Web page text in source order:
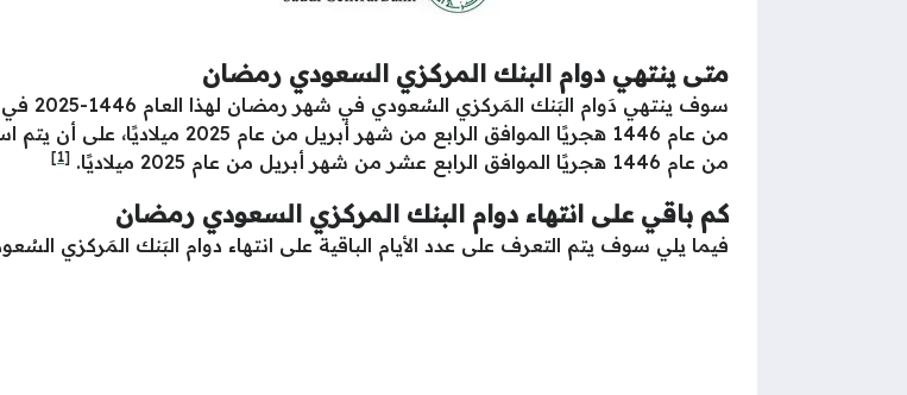
متى ينتهي دوام البنك المركزي السعودي رمضان
سوف
من عام 1446 هجريًا الموافق
من عام 1446 هجريًا الموافق الرابع عشر من شهر أبريل من عام 2025 ميلاديًا.
[1]
كم باقي على انتهاء دوام البنك المركزي السعودي رمضان
فيما يلي سوف يتم التعرف على عدد الأيام الباقية على انتهاء دوام البَنك المَركزي السُعودي